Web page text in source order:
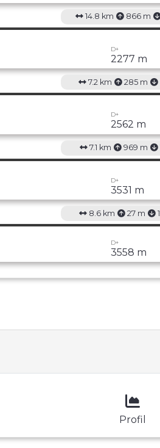
14.8 km 866 m
D+
2277 m
7.2 km 285 m
D+
2562 m
7.1 km 969 m
D+
3531 m
8.6 km 27 m
D+
3558 m
Profil